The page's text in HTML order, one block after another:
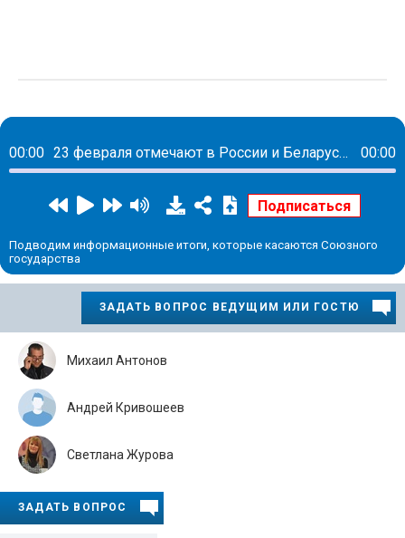
00:00 23 февраля отмечают в России и Беларуси: как изменилось отношение к празднику 00:00
Подводим информационные итоги, которые касаются Союзного
государства
ЗАДАТЬ ВОПРОС ВЕДУЩИМ ИЛИ ГОСТЮ
Михаил Антонов
Андрей Кривошеев
Светлана Журова
ЗАДАТЬ ВОПРОС